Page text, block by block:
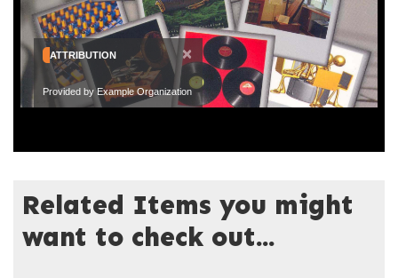
ATTRIBUTION ×
Provided by Example Organization
Related Items you might
want to check out...